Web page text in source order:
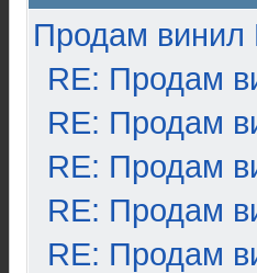
Продам винил
RE: Продам
RE: Продам
RE: Продам
RE: Продам
RE: Продам